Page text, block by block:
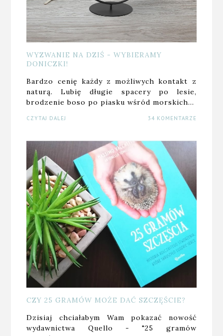
WYZWANIE NA DZIŚ - WYBIERAMY
DONICZKI!
Bardzo cenię każdy z możliwych kontakt z
naturą. Lubię długie spacery po lesie,
brodzenie boso po piasku wśród morskich…
CZYTAJ DALEJ 34 KOMENTARZE
CZY 25 GRAMÓW MOŻE DAĆ SZCZĘŚCIE?
Dzisiaj chciałabym Wam pokazać nowość
wydawnictwa Quello - "25 gramów